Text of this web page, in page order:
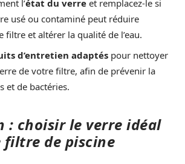
l’état du verre et remplacez-le si
usé ou contaminé peut réduire
filtre et altérer la qualité de l’eau.
d’entretien adaptés pour nettoyer
de votre filtre, afin de prévenir la
et de bactéries.
: choisir le verre idéal
de piscine